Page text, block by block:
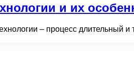
и их
– процесс длительный